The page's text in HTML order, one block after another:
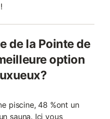
de la Pointe de
option
piscine, 48 %ont un
sauna. Ici vous